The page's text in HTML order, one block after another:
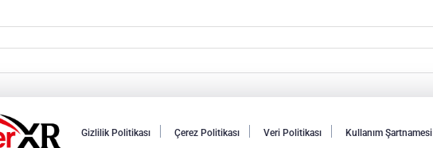
Gizlilik Politikası Çerez Politikası Veri Politikası Kullanım Şartnamesi